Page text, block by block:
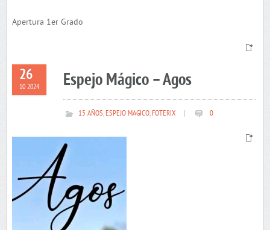
Apertura 1er Grado
26
10 2024 Espejo Mágico – Agos
15 AÑOS,ESPEJO MAGICO,FOTERIX 0